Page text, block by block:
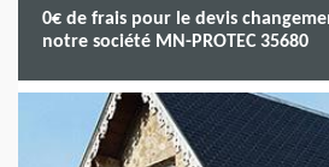
0€ de frais pour le devis
notre société MN-PROTEC 35680